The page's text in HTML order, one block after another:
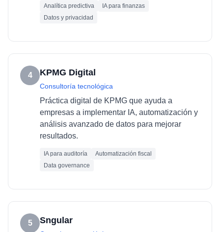
Analítica predictiva
IA para finanzas
Datos y privacidad
4 KPMG Digital
Consultoría tecnológica
Práctica digital de KPMG que ayuda a
empresas a implementar IA, automatización y
análisis avanzado de datos para mejorar
resultados.
IA para auditoría
Automatización fiscal
Data governance
5 Sngular